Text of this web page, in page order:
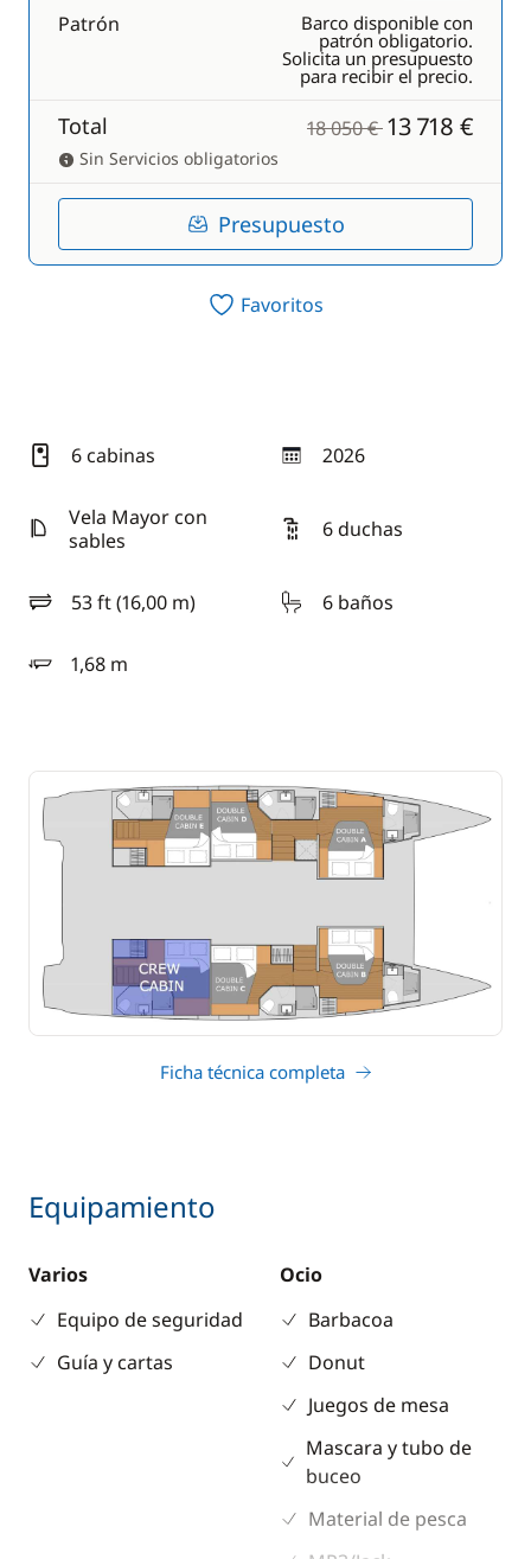
Patrón Barco disponible con
patrón obligatorio.
Solicita un presupuesto
para recibir el precio.
Total 18 050 €13 718 €
Sin Servicios obligatorios
Presupuesto
Favoritos
6 cabinas 2026
año
Vela Mayor con
sables
6 duchas
53 ft (16,00 m)
eslora 6 baños
1,68 m
calado
Ficha técnica completa
Equipamiento
Varios
Equipo de seguridad
Guía y cartas
Ocio
Barbacoa
Donut
Juegos de mesa
Mascara y tubo de
buceo
Material de pesca